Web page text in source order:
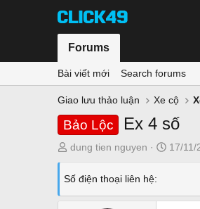
Forums
Bài viết mới Search forums
Giao lưu thảo luận Xe cộ
Bảo Lộc Ex 4 số
T
r
dung tien nguyen
N
17/11/
Số điện thoại liên hệ